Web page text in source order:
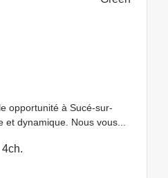
opportunité à Sucé-sur-
dynamique. Nous vous...
4ch.